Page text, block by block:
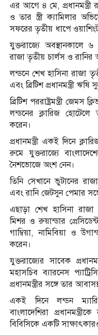
এর আগে ৪ মে, প্রধানমন্ত্রী
ও তার স্ত্রী ক্যামিলার
সফরের তৃতীয় ধাপে
যুক্তরাজ্যে অবস্থানকালে ৬
রাজা তৃতীয় চার্লস ও
লন্ডনে শেখ হাসিনা রাজা
এবং ব্রিটিশ প্রধানমন্ত্রী
ব্রিটিশ পররাষ্ট্রমন্ত্রী জেমস
লন্ডনের ক্লারিজ হোটেলে
করেন।
প্রধানমন্ত্রী একই দিনে
রুমে যুক্তরাজ্যে
নৈশভোজে অংশ নেন।
তিনি সেখানে ভুটানের
এবং রানি জেটসুন পেমার
এছাড়া শেখ হাসিনা
মিশর ও রুয়ান্ডার
গাম্বিয়া, নামিবিয়া ও
করেন।
যুক্তরাজ্যের সাবেক
মহাসচিব ব্যারনেস
প্রধানমন্ত্রীর সঙ্গে তার
একই দিনে লন্ডন
বাংলাদেশিরা
বিবিসিকে একটি